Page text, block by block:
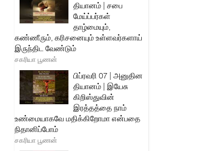
தியானம் | சபை
மேய்ப்பர்கள்
தாழ்மையும்,
கண்ணீரும், கரிசனையும் உள்ளவர்களாய்
இருந்திட வேண்டும்
சகரியா பூணன்
பிப்ரவரி 07 | அனுதின
தியானம் | இயேசு
கிறிஸ்துவின்
இரத்தத்தை நாம்
உண்மையாகவே மதிக்கிறோமா என்பதை
நிதானிப்போம்
சகரியா பூணன்